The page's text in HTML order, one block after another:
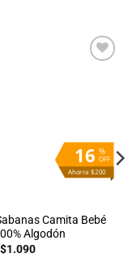
%
OFF
16
Ahorra $200
Camita Bebé
Algodón
El
$1.090El